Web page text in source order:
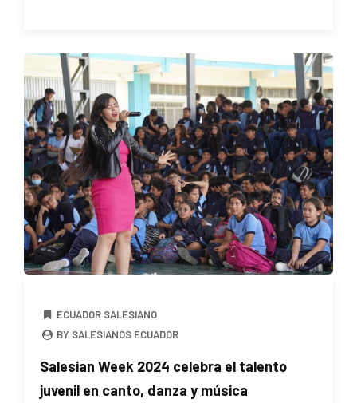
ECUADOR SALESIANO
BY SALESIANOS ECUADOR
Salesian Week 2024 celebra el talento
juvenil en canto, danza y música